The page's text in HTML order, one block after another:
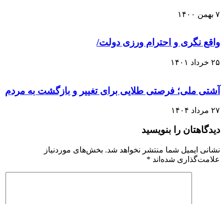
۷ بهمن ۱۴۰۰
واقع نگری و احترام ورزی دولت/
۲۵ خرداد ۱۴۰۱
آشتی ملی؛ فرصتى طلایی برای تغییر و بازگشت به مردم
۲۷ مرداد ۱۴۰۴
دیدگاهتان را بنویسید
نشانی ایمیل شما منتشر نخواهد شد. بخش‌های موردنیاز
علامت‌گذاری شده‌اند *